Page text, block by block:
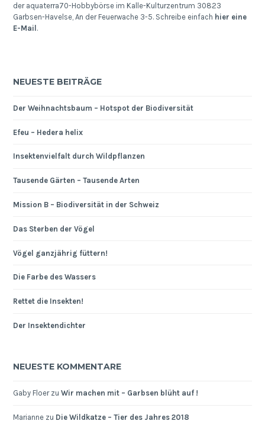
der aquaterra70-Hobbybörse im Kalle-Kulturzentrum 30823
Garbsen-Havelse, An der Feuerwache 3-5. Schreibe einfach hier eine
E-Mail .
NEUESTE BEITRÄGE
Der Weihnachtsbaum – Hotspot der Biodiversität
Efeu – Hedera helix
Insektenvielfalt durch Wildpflanzen
Tausende Gärten – Tausende Arten
Mission B – Biodiversität in der Schweiz
Das Sterben der Vögel
Vögel ganzjährig füttern!
Die Farbe des Wassers
Rettet die Insekten!
Der Insektendichter
NEUESTE KOMMENTARE
Gaby FloerzuWir machen mit – Garbsen blüht auf !
Marianne zu Die Wildkatze – Tier des Jahres 2018